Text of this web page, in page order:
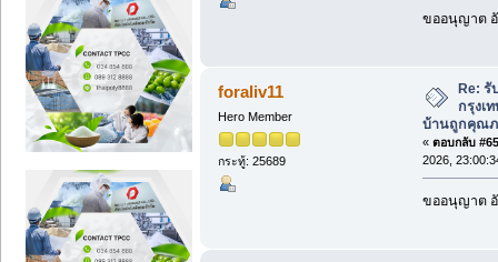
ขออนุญาต
foraliv11
Hero Member
กระทู้: 25689
Re: รั
กรุงเ
บ้านถูกคุณภ
« ตอบกลับ
2026,
ขออนุญาต